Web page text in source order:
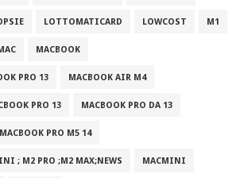
LOTTOMATICARD LOWCOST M1
MACBOOK
PRO 13 MACBOOK AIR M4
PRO 13 MACBOOK PRO DA 13
MACBOOK PRO M5 14
; M2 PRO ;M2 MAX;NEWS MACMINI